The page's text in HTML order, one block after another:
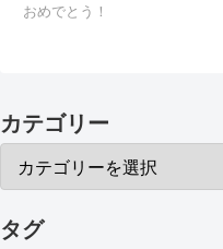
おめでとう！
カテゴリー
タグ